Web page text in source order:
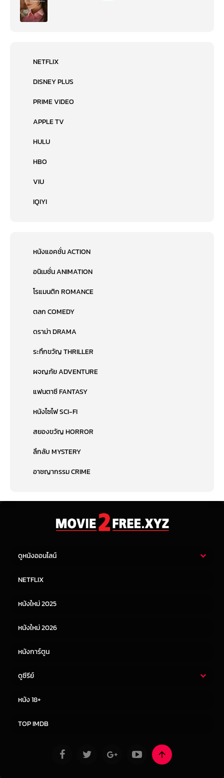
NETFLIX
DISNEY PLUS
PRIME VIDEO
APPLE TV
HULU
HBO
VIU
IQIYI
หนังแอคชั่น ACTION
อนิเมชั่น ANIMATION
โรแมนติก ROMANCE
ตลก COMEDY
ดราม่า DRAMA
ระทึกขวัญ THRILLER
ผจญภัย ADVENTURE
แฟนตาซี FANTASY
หนังไซไฟ SCI-FI
สยองขวัญ HORROR
ลึกลับ MYSTERY
อาชญากรรม CRIME
ดูหนังออนไลน์
หนังจีน
NETFLIX
หนังใหม่ 2025
หนังใหม่ 2026
หนังการ์ตูน
ดูซีรีย์
หนัง 18+
TOP IMDB